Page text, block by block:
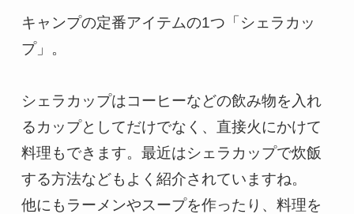
キャンプの定番アイテムの1つ「シェラカッ
プ」。
シェラカップはコーヒーなどの飲み物を入れ
るカップとしてだけでなく、直接火にかけて
料理もできます。最近はシェラカップで炊飯
する方法などもよく紹介されていますね。
他にもラーメンやスープを作ったり、料理を